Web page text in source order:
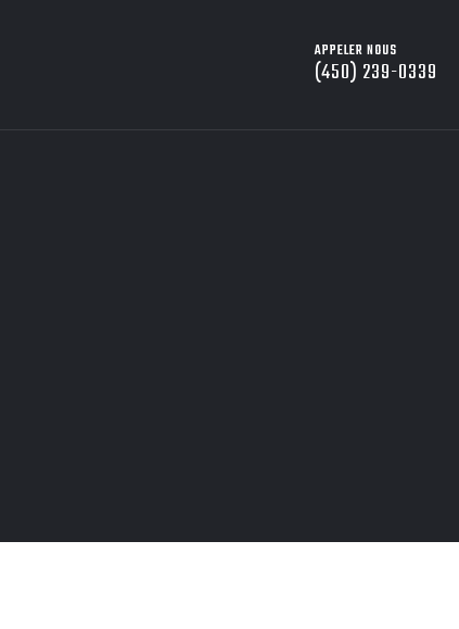
APPELER NOUS
(450) 239-0339